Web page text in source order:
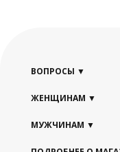
ВОПРОСЫ
ЖЕНЩИНАМ
МУЖЧИНАМ